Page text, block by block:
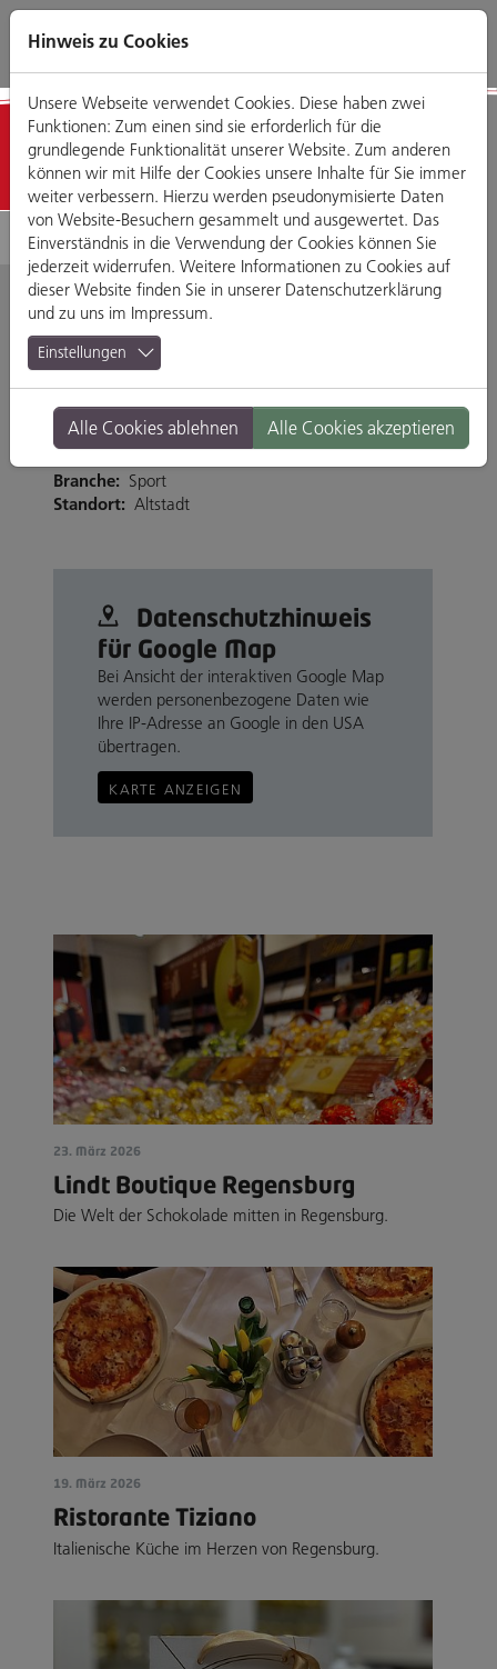
Direkt
zum
Zum
Hauptmenü
Zum
Footermenü
Zur
Website-
Geschäfte
Städtisches
Hallenbad
Gabelsbergerstraße 14, 93047 Regensburg
Branche: Sport
Standort: Altstadt
Datenschutz­hinweis
für Google Map
Bei Ansicht der interaktiven Google Map
werden personenbezogene Daten wie
Ihre IP-Adresse an Google in den USA
übertragen.
KARTE ANZEIGEN
23. März 2026
Lindt Boutique Regensburg
Die Welt der Schokolade mitten in Regensburg.
19. März 2026
Ristorante Tiziano
Italienische Küche im Herzen von Regensburg.
Hinweis zu Cookies
Unsere Webseite verwendet Cookies. Diese haben zwei
Funktionen: Zum einen sind sie erforderlich für die
grundlegende Funktionalität unserer Website. Zum anderen
können wir mit Hilfe der Cookies unsere Inhalte für Sie immer
weiter verbessern. Hierzu werden pseudonymisierte Daten
von Website-Besuchern gesammelt und ausgewertet. Das
Einverständnis in die Verwendung der Cookies können Sie
jederzeit widerrufen. Weitere Informationen zu Cookies auf
dieser Website finden Sie in unserer Datenschutzerklärung
und zu uns im Impressum.
Einstellungen
Alle Cookies ablehnen Alle Cookies akzeptieren